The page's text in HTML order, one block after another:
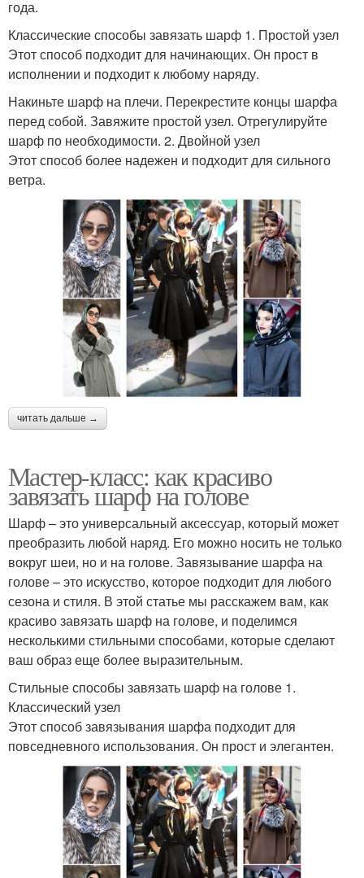
года.
Классические способы завязать шарф 1. Простой узел
Этот способ подходит для начинающих. Он прост в
исполнении и подходит к любому наряду.
Накиньте шарф на плечи. Перекрестите концы шарфа
перед собой. Завяжите простой узел. Отрегулируйте
шарф по необходимости. 2. Двойной узел
Этот способ более надежен и подходит для сильного
ветра.
читать дальше →
Мастер-класс: как красиво
завязать шарф на голове
Шарф – это универсальный аксессуар, который может
преобразить любой наряд. Его можно носить не только
вокруг шеи, но и на голове. Завязывание шарфа на
голове – это искусство, которое подходит для любого
сезона и стиля. В этой статье мы расскажем вам, как
красиво завязать шарф на голове, и поделимся
несколькими стильными способами, которые сделают
ваш образ еще более выразительным.
Стильные способы завязать шарф на голове 1.
Классический узел
Этот способ завязывания шарфа подходит для
повседневного использования. Он прост и элегантен.